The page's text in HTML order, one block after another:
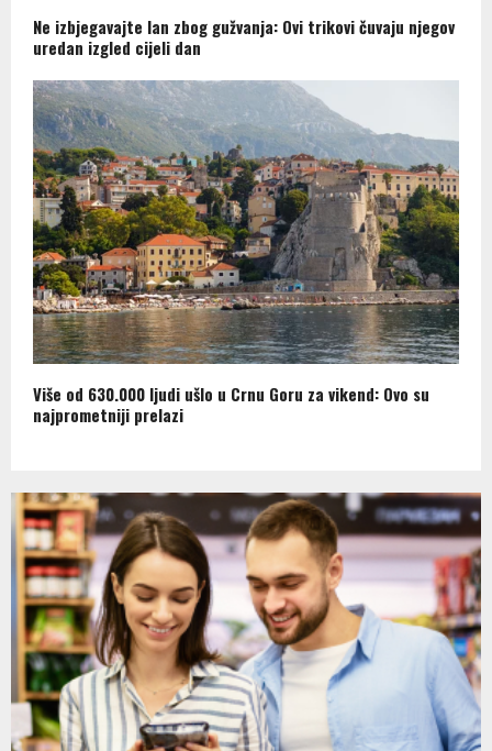
Ne izbjegavajte lan zbog gužvanja: Ovi trikovi čuvaju njegov
uredan izgled cijeli dan
Više od 630.000 ljudi ušlo u Crnu Goru za vikend: Ovo su
najprometniji prelazi